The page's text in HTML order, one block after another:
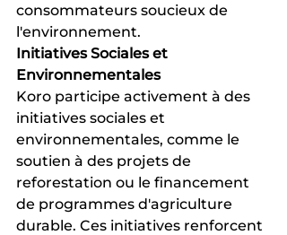
consommateurs soucieux de
l'environnement.
Initiatives Sociales et
Environnementales
Koro participe activement à des
initiatives sociales et
environnementales, comme le
soutien à des projets de
reforestation ou le financement
de programmes d'agriculture
durable. Ces initiatives renforcent